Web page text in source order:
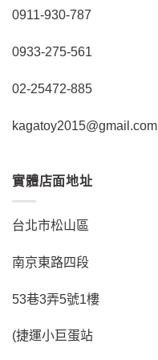
0911-930-787
0933-275-561
02-25472-885
kagatoy2015@gmail.com
實體店面地址
台北市松山區
南京東路四段
53巷3弄5號1樓
(捷運小巨蛋站